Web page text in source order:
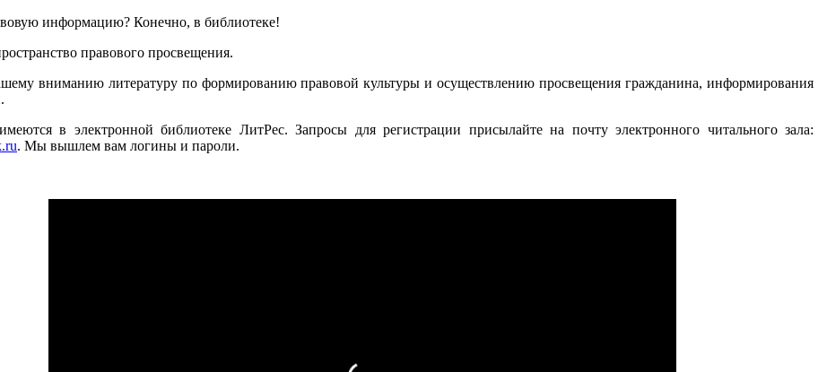
информацию? Конечно, в библиотеке!
правового просвещения.
вниманию литературу по формированию правовой культуры и осуществлению просвещения гражданина, информирования
в электронной библиотеке ЛитРес. Запросы для регистрации присылайте на почту электронного читального зала:
. Мы вышлем вам логины и пароли.